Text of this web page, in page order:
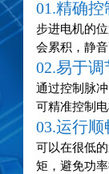
01.精确
步进电机的
会累积，静
02.易于
通过控制脉
可精准控制
03.运行
可以在很低
矩，避免功